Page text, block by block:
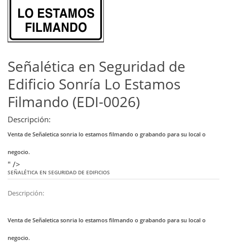
Señalética en Seguridad de
Edificio Sonría Lo Estamos
Filmando (EDI-0026)
Descripción:
Venta de Señaletica sonria lo estamos filmando o grabando para su local o
negocio.
" />
SEÑALÉTICA EN SEGURIDAD DE EDIFICIOS
Descripción:
Venta de Señaletica sonria lo estamos filmando o grabando para su local o
negocio.